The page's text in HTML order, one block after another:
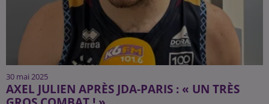
30 mai 2025
AXEL JULIEN APRÈS JDA-PARIS : « UN TRÈS